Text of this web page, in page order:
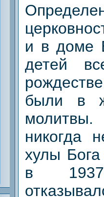
и в доме
детей
были в
никогда
хулы
в